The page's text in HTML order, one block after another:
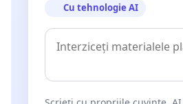
Cu tehnologie AI